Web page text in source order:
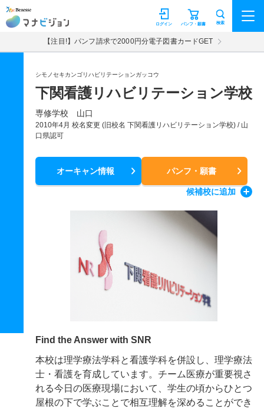
マナビジョン パンフ・願書
ログイン 検索
【注目!】パンフ請求で2000円分電子図書カードGET
シモノセキカンゴリハビリテーションガッコウ
下関看護リハビリテーション学校
専修学校 山口
2010年4月 校名変更 (旧校名 下関看護リハビリテーション学校) / 山
口県認可
オーキャン情報 パンフ・願書
候補校に追加
Find the Answer with SNR
本校は理学療法学科と看護学科を併設し、理学療法
士・看護を育成しています。チーム医療が重要視さ
れる今日の医療現場において、学生の頃からひとつ
屋根の下で学ぶことで相互理解を深めることができ